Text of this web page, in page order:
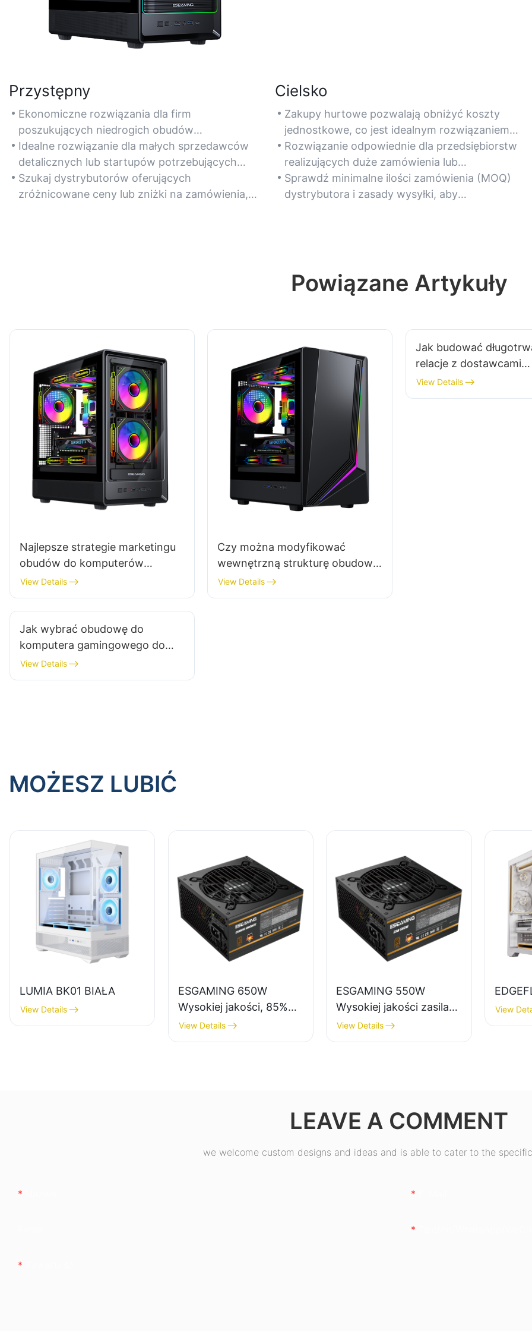
Przystępny
Ekonomiczne rozwiązania dla firm
poszukujących niedrogich obudów
komputerowych bez kompromisów w zakresie
jakości.
Idealne rozwiązanie dla małych sprzedawców
detalicznych lub startupów potrzebujących
niezawodnych produktów z niską początkową
inwestycją.
Szukaj dystrybutorów oferujących
zróżnicowane ceny lub zniżki na zamówienia,
Cielsko
Zakupy hurtowe pozwalają obniżyć koszty
jednostkowe, co jest idealnym rozwiązaniem
dla dużych sprzedawców detalicznych lub
dostawców sprzętu technicznego.
Rozwiązanie odpowiednie dla przedsiębiorstw
realizujących duże zamówienia lub
gromadzących zapasy na potrzeby
sezonowych wyprzedaży.
Sprawdź minimalne ilości zamówienia (MOQ)
dystrybutora i zasady wysyłki, aby
Powiązane Artykuły
Najlepsze strategie marketingu
obudów do komputerów
gamingowych jako producent
View Details
Czy można modyfikować
wewnętrzną strukturę obudowy
komputera gamingowego?
View Details
Jak budować
relacje z dostawcami
akcesoriów do gier?
View Details
Jak wybrać obudowę do
komputera gamingowego do
minimalistycznego biurka
gamingowego?
View Details
MOŻESZ LUBIĆ
LUMIA BK01 BIAŁA
View Details
ESGAMING 650W
Wysokiej jakości, 85%
sprawności,
pełnomodułowy zasilacz
View Details
ESGAMING 550W
Wysokiej jakości zasilacz
do komputerów
stacjonarnych o
View Details
View
LEAVE A COMMENT
we welcome custom designs and ideas and is able to cater to the